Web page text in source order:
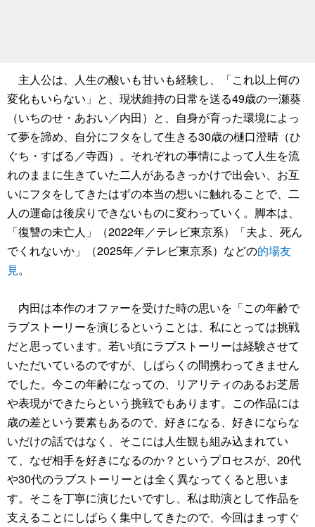
主人公は、人生の酸いも甘いも経験し、「これ以上何の
変化もいらない」と、現状維持の日常を送る49歳の一瀬葵
（いちのせ・あおい／内田）と、自身が育った環境によっ
て夢を諦め、自分にフタをして生きる30歳の樋口澄晴（ひ
ぐち・すばる／寺西）。それぞれの事情によって人生を流
れのままに生きていた二人があるきっかけで出会い、お互
いにフタをしてきたはずの本当の想いに触れることで、二
人の運命は後戻りできないものに変わっていく。脚本は、
「復讐の未亡人」（2022年／テレビ東京系）「夫よ、死ん
でくれないか」（2025年／テレビ東京系）などの的場友
見。
内田は本作のオファーを受けた時の思いを「この年齢で
ラブストーリーを演じるということは、私にとっては挑戦
だと思っています。若い頃にラブストーリーは経験させて
いただいているのですが、しばらくの間携わってきません
でした。今この年齢になっての、リアリティのあるお芝居
や表現ができたらという挑戦でもあります。この作品には
歳の差という要素もあるので、好きになる、好きにならな
いだけの話ではなく、そこには人生観も組み込まれてい
て、なぜ相手を好きになるのか？というプロセスが、20代
や30代のラブストーリーとは全く異なってくると思いま
す。そこを丁寧に演じたいですし、私は助演として作品を
支えることにしばらく集中してきたので、今回はまっすぐ